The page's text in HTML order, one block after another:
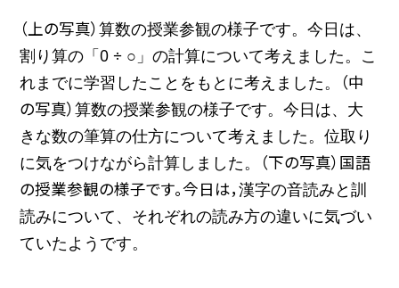
（上の写真）算数の授業参観の様子です。今日は、
割り算の「0 ÷ ○」の計算について考えました。 こ
れまでに学習したことをもとに考えました。
（中
の写真）算数の授業参観の様子です。今日は、大
きな数の筆算の仕方について考えました。位取り
に気をつけながら計算しました。
（下の写真）国語
の授業参観の様子です。今日は，漢字の音読みと訓
読みについて、 それぞれの読み方の違いに気づい
ていたようです。